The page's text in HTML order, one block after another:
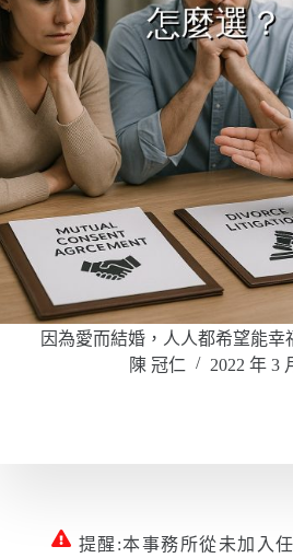
因為愛而結婚，人人都希望能
陳 冠仁
2022 年 3
提醒:本事務所從未加入